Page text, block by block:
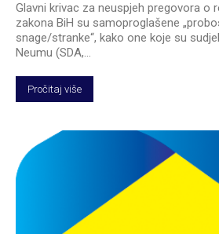
Glavni krivac za neuspjeh pregovora o
zakona BiH su samoproglašene
snage/stranke“, kako one koje su
Neumu (SDA,...
Pročitaj više